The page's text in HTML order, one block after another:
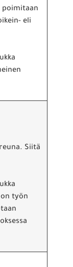
poimitaan
eli
Siitä
työn